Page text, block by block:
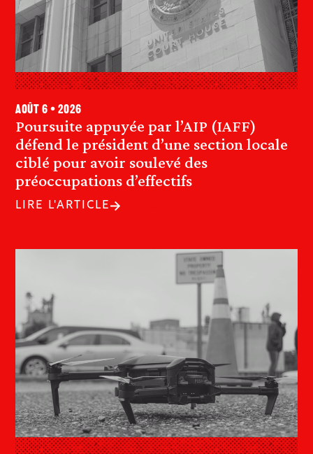
Poursuite appuyée par l’AIP (IAFF)
défend le président d’une section locale
ciblé pour avoir soulevé des
préoccupations d’effectifs
août 6 • 2026
LIRE L'ARTICLE